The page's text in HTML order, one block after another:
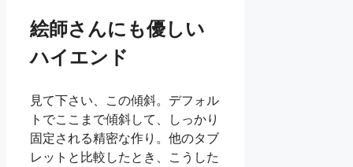
絵師さんにも優しい
ハイエンド
見て下さい、この傾斜。デフォル
トでここまで傾斜して、しっかり
固定される精密な作り。他のタブ
レットと比較したとき、こうした